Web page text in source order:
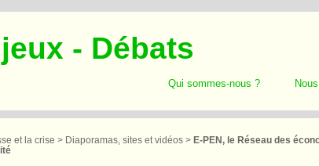
- Débats
Qui sommes-nous ?
et la crise > Diaporamas, sites et vidéos> E-PEN, le Réseau des